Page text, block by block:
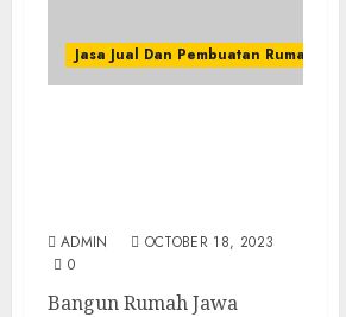
Jasa Jual Dan Pembuatan Rumah Kayu
ADMIN
OCTOBER 18, 2023
0
Bangun Rumah Jawa